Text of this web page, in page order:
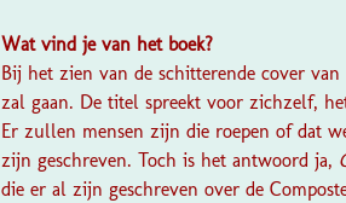
Wat vind je van het boek?
Bij het zien van de schitterende cover van
zal gaan. De titel spreekt voor zichzelf,
Er zullen mensen zijn die roepen of dat
zijn geschreven. Toch is het antwoord ja,
die er al zijn geschreven over de